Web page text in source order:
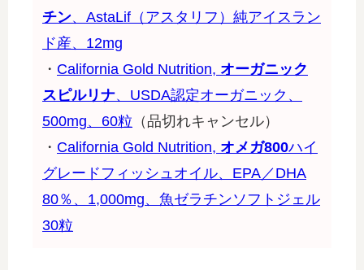
チン、AstaLif（アスタリフ）純アイスラン
ド産、12mg
・ California Gold Nutrition, オーガニック
スピルリナ、USDA認定オーガニック、
500mg、60粒 （品切れキャンセル）
・ California Gold Nutrition, オメガ800ハイ
グレードフィッシュオイル、EPA／DHA
80％、1,000mg、魚ゼラチンソフトジェル
30粒